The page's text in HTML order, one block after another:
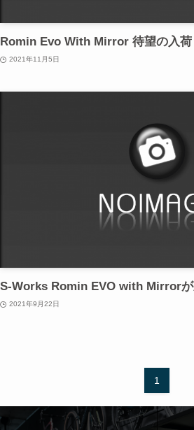
Romin Evo With Mirror 待望の入荷
2021年11月5日
S-Works Romin EVO with Mirrorが
2021年9月22日
1